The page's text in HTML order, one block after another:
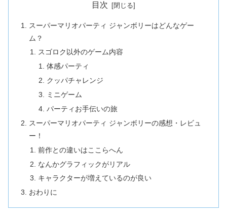
目次
スーパーマリオパーティ ジャンボリーはどんなゲー
ム？
スゴロク以外のゲーム内容
体感パーティ
クッパチャレンジ
ミニゲーム
パーティお手伝いの旅
スーパーマリオパーティ ジャンボリーの感想・レビュ
ー！
前作との違いはここらへん
なんかグラフィックがリアル
キャラクターが増えているのが良い
おわりに